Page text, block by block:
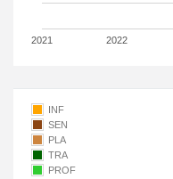
2021 2022
INF
SEN
PLA
TRA
PROF